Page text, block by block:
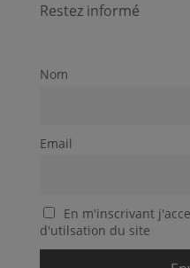
Restez informé
Nom
Email
En m'inscrivant
d'utilsation du site